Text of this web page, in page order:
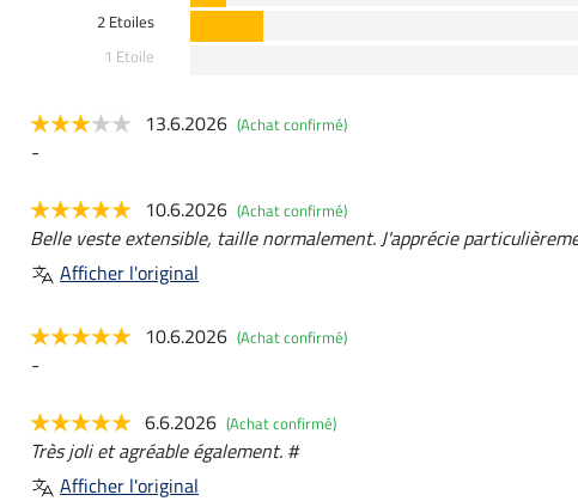
2 Etoiles
1 Etoile
13.6.2026 (Achat confirmé)
-
10.6.2026 (Achat confirmé)
Belle veste extensible, taille normalement. J'apprécie
Afficher l'original
10.6.2026 (Achat confirmé)
-
6.6.2026 (Achat confirmé)
Très joli et agréable également. #
Afficher l'original